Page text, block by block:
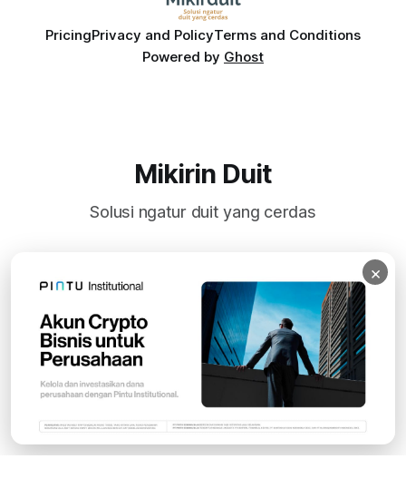
PricingPrivacy and PolicyTerms and Conditions
Powered by Ghost
Mikirin Duit
Solusi ngatur duit yang cerdas
Subscribe
×